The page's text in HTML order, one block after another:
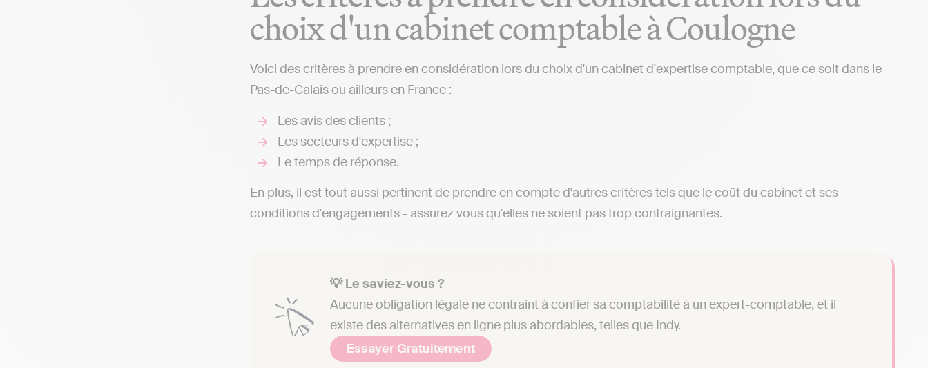
choix d'un cabinet comptable à Coulogne
Voici des critères à prendre en considération lors du choix d'un cabinet d'expertise comptable, que ce soit dans le
Pas-de-Calais ou ailleurs en France :
Les avis des clients ;
Les secteurs d'expertise ;
Le temps de réponse.
En plus, il est tout aussi pertinent de prendre en compte d'autres critères tels que le coût du cabinet et ses
conditions d'engagements - assurez vous qu'elles ne soient pas trop contraignantes.
💡 Le saviez-vous ?
Aucune obligation légale ne contraint à confier sa comptabilité à un expert-comptable, et il
existe des alternatives en ligne plus abordables, telles que Indy.
Essayer Gratuitement